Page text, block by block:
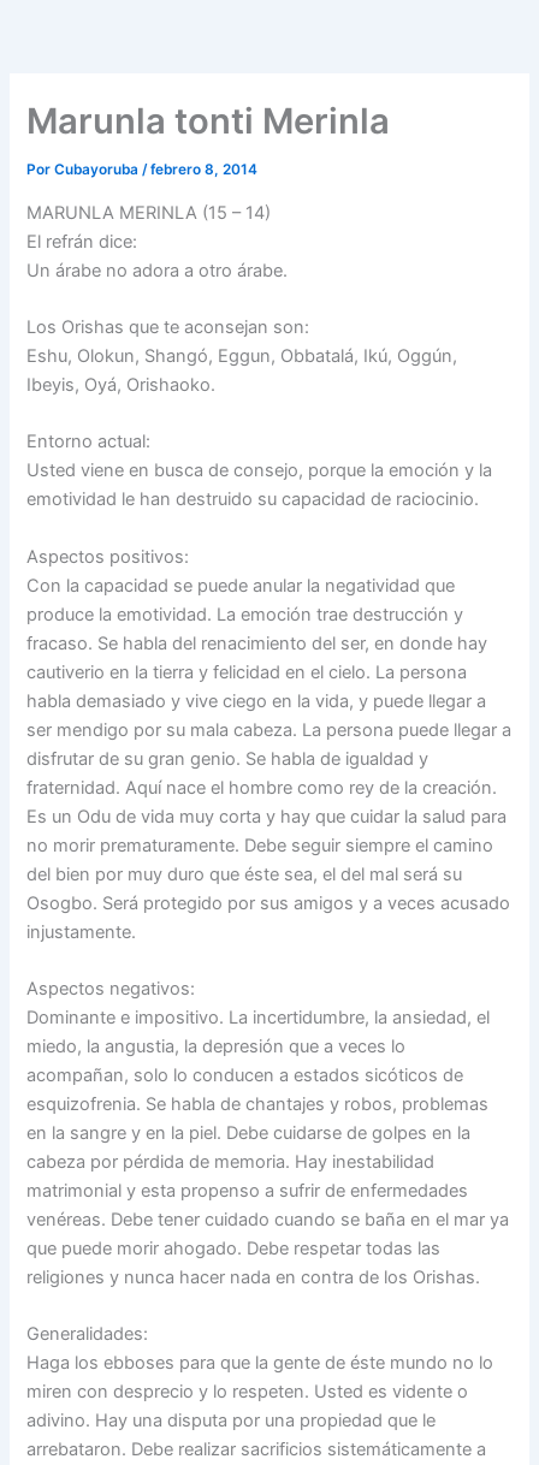
Marunla tonti Merinla
PorCubayoruba/febrero 8, 2014
MARUNLA MERINLA (15 – 14)
El refrán dice:
Un árabe no adora a otro árabe.
Los Orishas que te aconsejan son:
Eshu, Olokun, Shangó, Eggun, Obbatalá, Ikú, Oggún,
Ibeyis, Oyá, Orishaoko.
Entorno actual:
Usted viene en busca de consejo, porque la emoción y la
emotividad le han destruido su capacidad de raciocinio.
Aspectos positivos:
Con la capacidad se puede anular la negatividad que
produce la emotividad. La emoción trae destrucción y
fracaso. Se habla del renacimiento del ser, en donde hay
cautiverio en la tierra y felicidad en el cielo. La persona
habla demasiado y vive ciego en la vida, y puede llegar a
ser mendigo por su mala cabeza. La persona puede llegar a
disfrutar de su gran genio. Se habla de igualdad y
fraternidad. Aquí nace el hombre como rey de la creación.
Es un Odu de vida muy corta y hay que cuidar la salud para
no morir prematuramente. Debe seguir siempre el camino
del bien por muy duro que éste sea, el del mal será su
Osogbo. Será protegido por sus amigos y a veces acusado
injustamente.
Aspectos negativos:
Dominante e impositivo. La incertidumbre, la ansiedad, el
miedo, la angustia, la depresión que a veces lo
acompañan, solo lo conducen a estados sicóticos de
esquizofrenia. Se habla de chantajes y robos, problemas
en la sangre y en la piel. Debe cuidarse de golpes en la
cabeza por pérdida de memoria. Hay inestabilidad
matrimonial y esta propenso a sufrir de enfermedades
venéreas. Debe tener cuidado cuando se baña en el mar ya
que puede morir ahogado. Debe respetar todas las
religiones y nunca hacer nada en contra de los Orishas.
Generalidades:
Haga los ebboses para que la gente de éste mundo no lo
miren con desprecio y lo respeten. Usted es vidente o
adivino. Hay una disputa por una propiedad que le
arrebataron. Debe realizar sacrificios sistemáticamente a